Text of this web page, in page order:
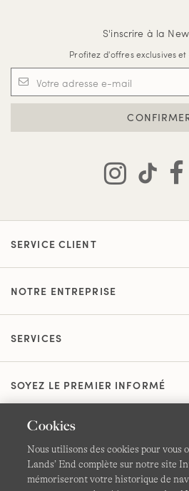
S'inscrire à la
Profitez d'offres exclusives et
SERVICE CLIENT
NOTRE ENTREPRISE
SERVICES
SOYEZ LE PREMIER INFORMÉ
Cookies
Nous utilisons des cookies pour vous
Lands’ End complète sur notre site
mémoriseront votre historique de